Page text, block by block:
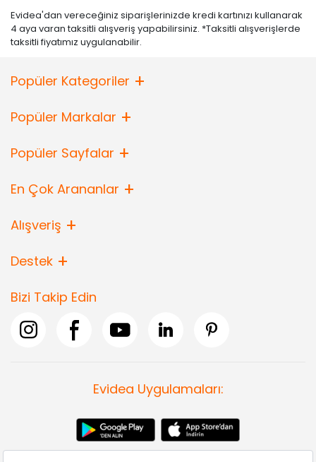
Evidea'dan vereceğiniz siparişlerinizde kredi kartınızı kullanarak
4 aya varan taksitli alışveriş yapabilirsiniz. *Taksitli alışverişlerde
taksitli fiyatımız uygulanabilir.
Popüler Kategoriler
Popüler Markalar
Popüler Sayfalar
En Çok Arananlar
Alışveriş
Destek
Bizi Takip Edin
Evidea Uygulamaları: